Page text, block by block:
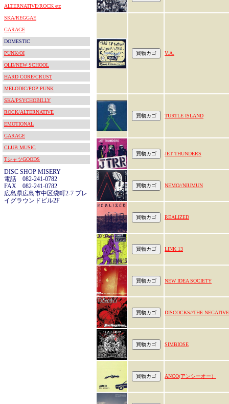
ALTERNATIVE/ROCK etc
SKA/REGGAE
GARAGE
DOMESTIC
PUNK/OI
OLD/NEW SCHOOL
HARD CORE/CRUST
MELODIC/POP PUNK
SKA/PSYCHOBILLY
ROCK/ALTERNATIVE
EMOTIONAL
GARAGE
CLUB MUSIC
TシャツGOODS
DISC SHOP MISERY
電話 082-241-0782
FAX 082-241-0782
広島県広島市中区袋町2-7 プレ
イグラウンドビル2F
V.A.
TURTLE ISLAND
JET THUNDERS
NEMO//NIUMUN
REALIZED
LINK 13
NEW IDEA SOCIETY
DISCOCKS//THE
SIMBIOSE
ANCO(アンシーオー）